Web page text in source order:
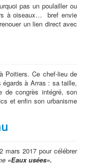
pas un poulailler ou
à oiseaux… bref envie
un lien direct avec
Poitiers. Ce chef-lieu de
égards à Arras : sa taille,
de congrès intégré, son
et enfin son urbanisme
mars 2017 pour célébrer
«Eaux usées».